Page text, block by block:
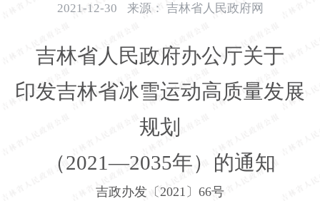
2021-12-30 来源： 吉林省人民政府网
吉林省人民政府办公厅关于
印发吉林省冰雪运动高质量发展
规划
（2021—2035年）的通知
吉政办发〔2021 〕 66号